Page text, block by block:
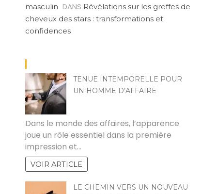
masculin DANS Révélations sur les greffes de
cheveux des stars : transformations et
confidences
TENUE INTEMPORELLE POUR
UN HOMME D’AFFAIRE
Dans le monde des affaires, l’apparence
joue un rôle essentiel dans la première
impression et…
VOIR ARTICLE
LE CHEMIN VERS UN NOUVEAU